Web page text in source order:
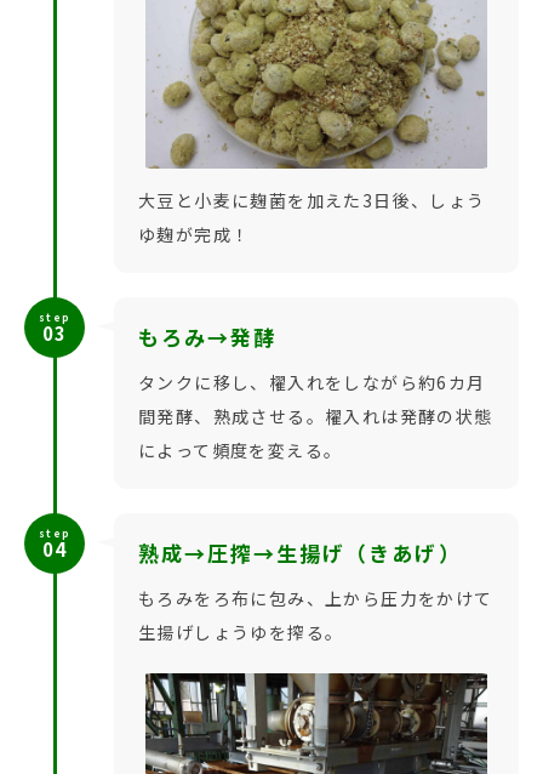
大豆と小麦に麹菌を加えた3日後、しょう
ゆ麹が完成！
step
03 もろみ→発酵
タンクに移し、櫂入れをしながら約6カ月
間発酵、熟成させる。櫂入れは発酵の状態
によって頻度を変える。
step
04 熟成→圧搾→生揚げ（きあげ）
もろみをろ布に包み、上から圧力をかけて
生揚げしょうゆを搾る。